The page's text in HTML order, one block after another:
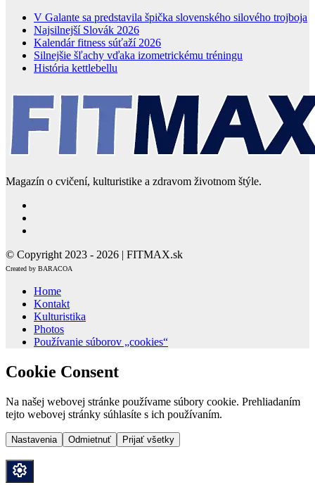
V Galante sa predstavila špička slovenského silového trojboja
Najsilnejší Slovák 2026
Kalendár fitness súťaží 2026
Silnejšie šľachy vďaka izometrickému tréningu
História kettlebellu
Magazín o cvičení, kulturistike a zdravom životnom štýle.
© Copyright 2023 - 2026 | FITMAX.sk
Created by BARACOA
Home
Kontakt
Kulturistika
Photos
Používanie súborov „cookies“